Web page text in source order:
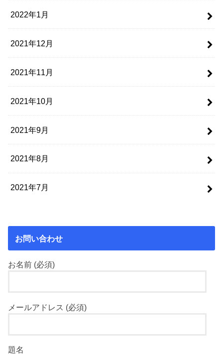
2022年1月
2021年12月
2021年11月
2021年10月
2021年9月
2021年8月
2021年7月
お問い合わせ
お名前 (必須)
メールアドレス (必須)
題名